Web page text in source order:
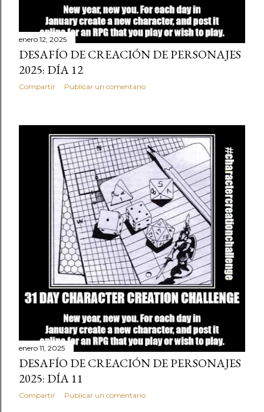
enero 12, 2025
DESAFÍO DE CREACIÓN DE PERSONAJES
2025: DÍA 12
Compartir Publicar un comentario
enero 11, 2025
DESAFÍO DE CREACIÓN DE PERSONAJES
2025: DÍA 11
Compartir Publicar un comentario